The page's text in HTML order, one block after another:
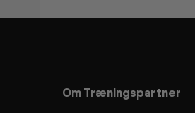
Om Træningspartner